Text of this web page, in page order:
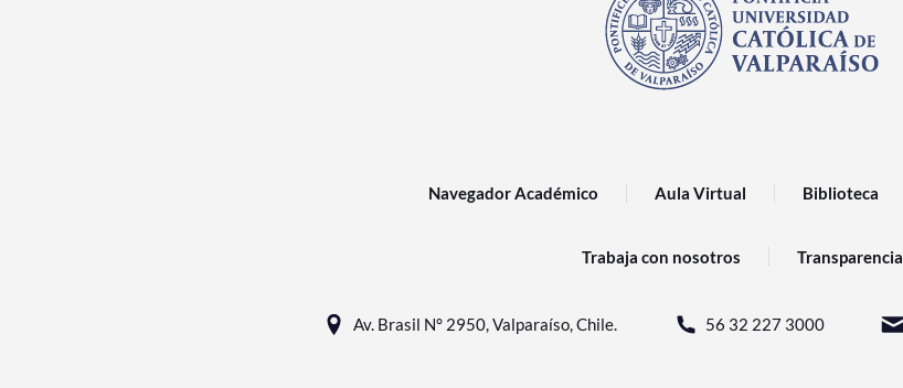
Navegador Académico Aula Virtual Biblioteca
Trabaja con nosotros Transparencia
Av. Brasil N° 2950, Valparaíso, Chile. 56 32 227 3000